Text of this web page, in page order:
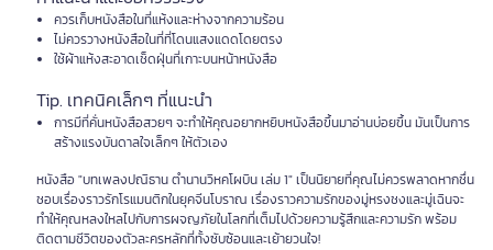
ควรเก็บหนังสือในที่แห้งและห่างจากความร้อน
ไม่ควรวางหนังสือในที่ที่โดนแสงแดดโดยตรง
ใช้ผ้าแห้งสะอาดเช็ดฝุ่นที่เกาะบนหน้าหนังสือ
Tip. เทคนิคเล็กๆ ที่แนะนำ
การมีที่คั่นหนังสือสวยๆ จะทำให้คุณอยากหยิบหนังสือขึ้นมาอ่านบ่อยขึ้น มันเป็นการ
สร้างแรงบันดาลใจเล็กๆ ให้ตัวเอง
หนังสือ "บทเพลงปณิธาน ตำนานวิหคโผบิน เล่ม 1" เป็นนิยายที่คุณไม่ควรพลาดหากชื่น
ชอบเรื่องราวรักโรแมนติกในยุคจีนโบราณ เรื่องราวความรักของมู่หรงชงและมู่เฉินจะ
ทำให้คุณหลงใหลไปกับการผจญภัยในโลกที่เต็มไปด้วยความรู้สึกและความรัก พร้อม
ติดตามชีวิตของตัวละครหลักที่ทั้งซับซ้อนและเย้ายวนใจ!